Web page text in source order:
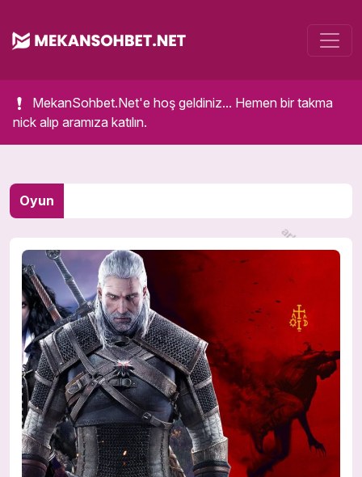
MekanSohbet.Net'e hoş geldiniz... Hemen bir takma
nick alıp aramıza katılın.
Oyun